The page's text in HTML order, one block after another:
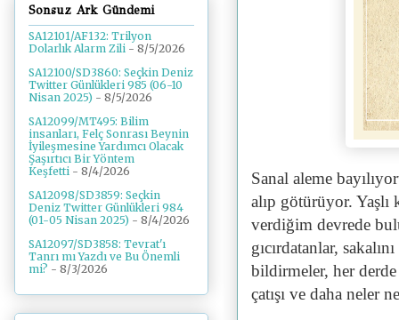
Sanal aleme
alıp götürüyor.
verdiğim devrede
gıcırdatanlar,
bildirmeler, her derde
çatışı ve daha neler
Sonsuz Ark Gündemi
SA12101/AF132: Trilyon
Dolarlık Alarm Zili - 8/5/2026
SA12100/SD3860: Seçkin Deniz
Twitter Günlükleri 985 (06-10
Nisan 2025) - 8/5/2026
SA12099/MT495: Bilim
insanları, Felç Sonrası Beynin
İyileşmesine Yardımcı Olacak
Şaşırtıcı Bir Yöntem
Keşfetti - 8/4/2026
SA12098/SD3859: Seçkin
Deniz Twitter Günlükleri 984
(01-05 Nisan 2025) - 8/4/2026
SA12097/SD3858: Tevrat'ı
Tanrı mı Yazdı ve Bu Önemli
mi? - 8/3/2026